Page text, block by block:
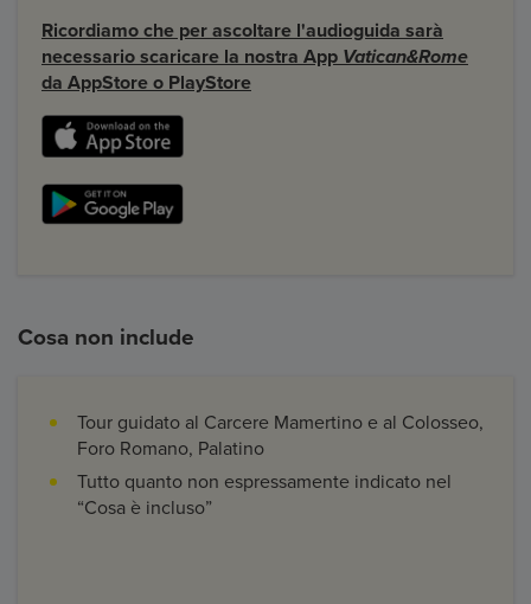
Ricordiamo che per ascoltare l'audioguida sarà
necessario scaricare la nostra App Vatican&Rome
da AppStore o PlayStore
Cosa non include
Tour guidato al Carcere Mamertino e al Colosseo,
Foro Romano, Palatino
Tutto quanto non espressamente indicato nel
“Cosa è incluso”